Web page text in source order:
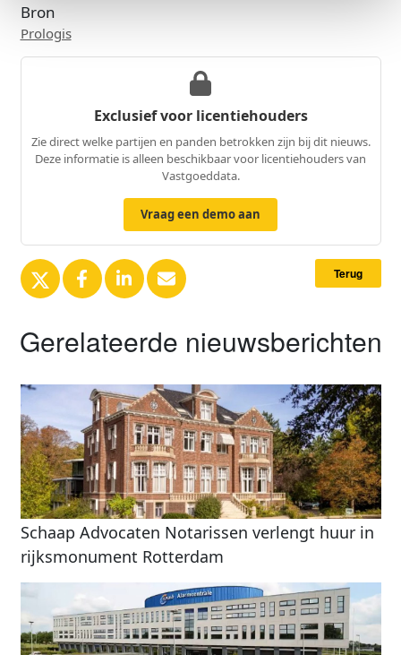
Bron
Prologis
Exclusief voor licentiehouders
Zie direct welke partijen en panden betrokken zijn bij dit nieuws.
Deze informatie is alleen beschikbaar voor licentiehouders van
Vastgoeddata.
Vraag een demo aan
Terug
Gerelateerde nieuwsberichten
Schaap Advocaten Notarissen verlengt huur in
rijksmonument Rotterdam